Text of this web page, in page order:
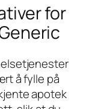
for
å fylle på
apotek